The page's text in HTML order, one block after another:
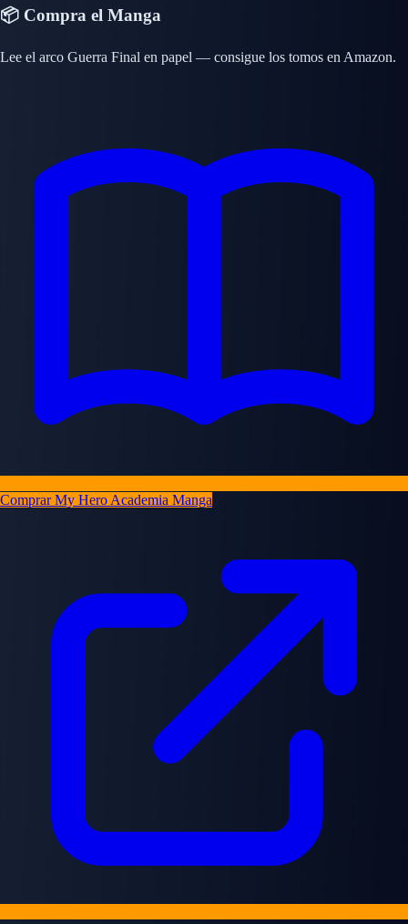
📦 Compra el Manga
Lee el arco Guerra Final en papel — consigue los tomos en Amazon.
Comprar My Hero Academia Manga